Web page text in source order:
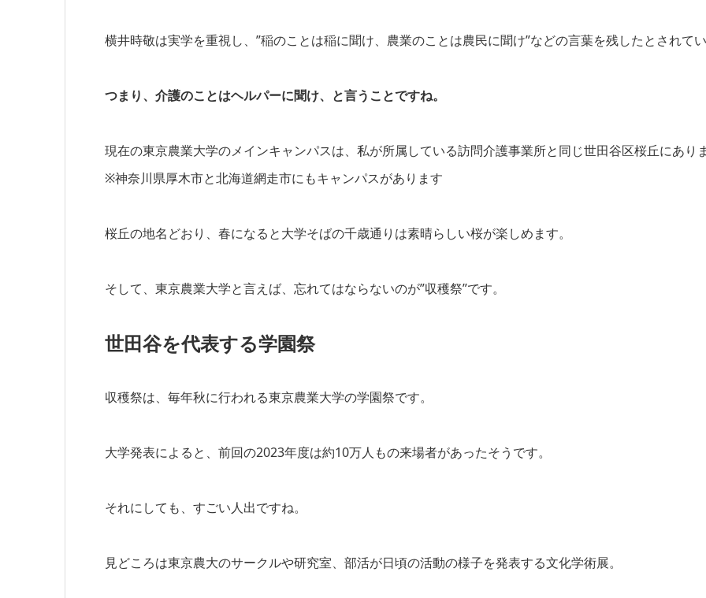
横井時敬は実学を重視し、”稲のことは稲に聞け、農業のことは農民に聞け”などの言葉を残したとされて
つまり、介護のことはヘルパーに聞け、と言うことですね。
現在の東京農業大学のメインキャンパスは、私が所属している訪問介護事業所と同じ世田谷区桜丘にあり
※神奈川県厚木市と北海道網走市にもキャンパスがあります
桜丘の地名どおり、春になると大学そばの千歳通りは素晴らしい桜が楽しめます。
そして、東京農業大学と言えば、忘れてはならないのが”収穫祭”です。
世田谷を代表する学園祭
収穫祭は、毎年秋に行われる東京農業大学の学園祭です。
大学発表によると、前回の2023年度は約10万人もの来場者があったそうです。
それにしても、すごい人出ですね。
見どころは東京農大のサークルや研究室、部活が日頃の活動の様子を発表する文化学術展。